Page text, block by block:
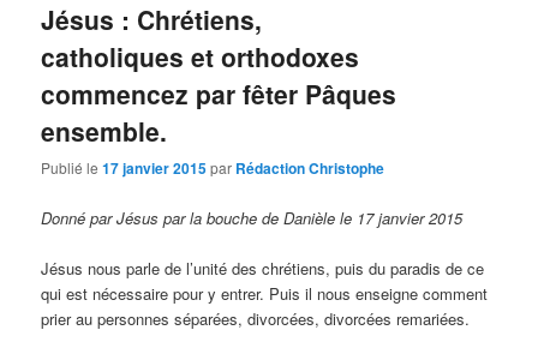
Jésus : Chrétiens,
catholiques et orthodoxes
commencez par fêter Pâques
ensemble.
Publié le17 janvier 2015par Rédaction Christophe
Donné par Jésus par la bouche de Danièle le 17 janvier 2015
Jésus nous parle de l’unité des chrétiens, puis du paradis de ce
qui est nécessaire pour y entrer. Puis il nous enseigne comment
prier au personnes séparées, divorcées, divorcées remariées.